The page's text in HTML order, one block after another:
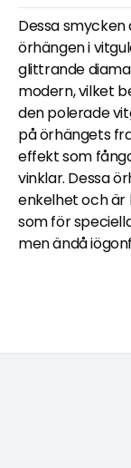
Dessa
örhängen i
glittrande
modern, vilket
den polerade
på örhängets
effekt som
vinklar. Dessa
enkelhet och är
som för
men ändå